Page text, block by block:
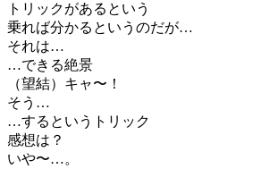
トリックがあるという
乗れば分かるというのだが…
それは…
…できる絶景
（望結）キャ〜！
そう…
…するというトリック
感想は？
いや〜…。